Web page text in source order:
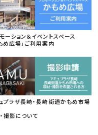
ーション＆イベントスペース
め広場」ご利用案内
プラザ長崎・長崎街道かもめ市場
撮影について